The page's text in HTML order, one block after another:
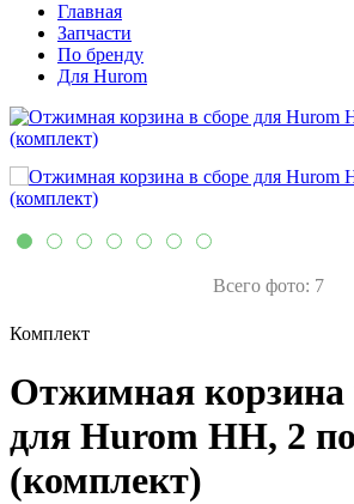
Главная
Запчасти
По бренду
Для Hurom
Всего фото: 7
Комплект
Отжимная корзина
для Hurom HH, 2
(комплект)